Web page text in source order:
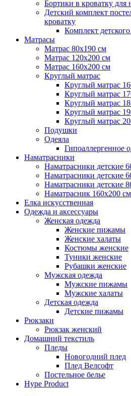
Бортики в кроватку
Детский комплект
кроватку
Комплект
Матрасы
Матрас 80х190 см
Матраc 120х200 см
Матрас 160х200 см
Круглый матрас
Круглый матрас
Круглый матрас
Круглый матрас
Круглый матрас
Круглый матрас
Подушки
Одеяла
Гипоаллергенное
Наматрасники
Наматрасники детские
Наматрасники детские
Наматрасники детские
Наматрасник 160х200 см
Елка искусственная
Одежда и аксессуары
Женская одежда
Женские пижамы
Женские халаты
Костюмы женские
Туники женские
Рубашки женские
Мужская одежда
Мужские пижамы
Мужские халаты
Детская одежда
Детские пижамы
Рюкзаки
Рюкзак женский
Домашний текстиль
Пледы
Новогодний плед
Плед Велсофт
Постельное белье
Hype Product